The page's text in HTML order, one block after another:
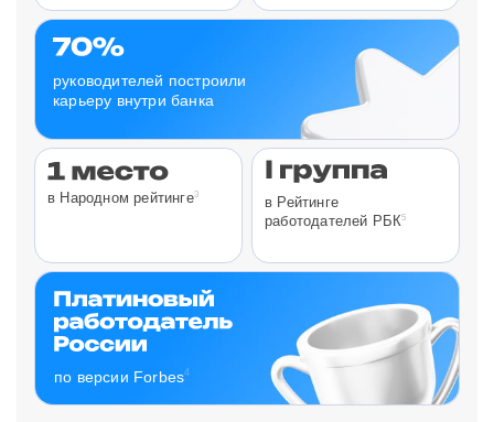
руководителей построили
карьеру внутри банка
в Народном рейтинге3
по версии Forbes4
в Рейтинге
работодателей РБК5